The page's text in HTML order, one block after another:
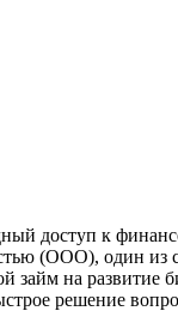
доступ к
(ООО), один
займ на
решение